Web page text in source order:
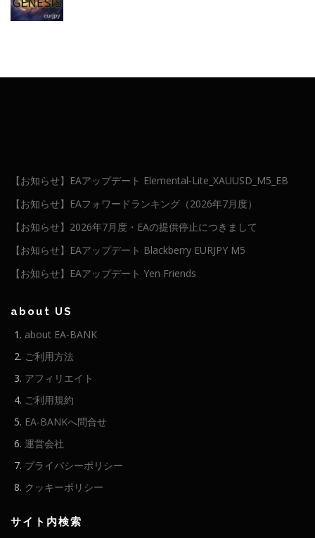
【お知らせ】EAアップデート Elemental-Lite_XAUUSD_M5_EB
【お知らせ】EAフォワードランキング（2026年7月度）
【お知らせ】2026年7月度・EAの提供停止につきまして
【お知らせ】EAアップデート Blackberry EURJPY M5
【お知らせ】EAアップデート Yen Friends
about US
about EA-BANK
ご利用方法
アフィリエイト
ご利用規約
EA-BANKへ問合せ
運営会社
プライバシーポリシー
クッキーポリシー
サイト内検索